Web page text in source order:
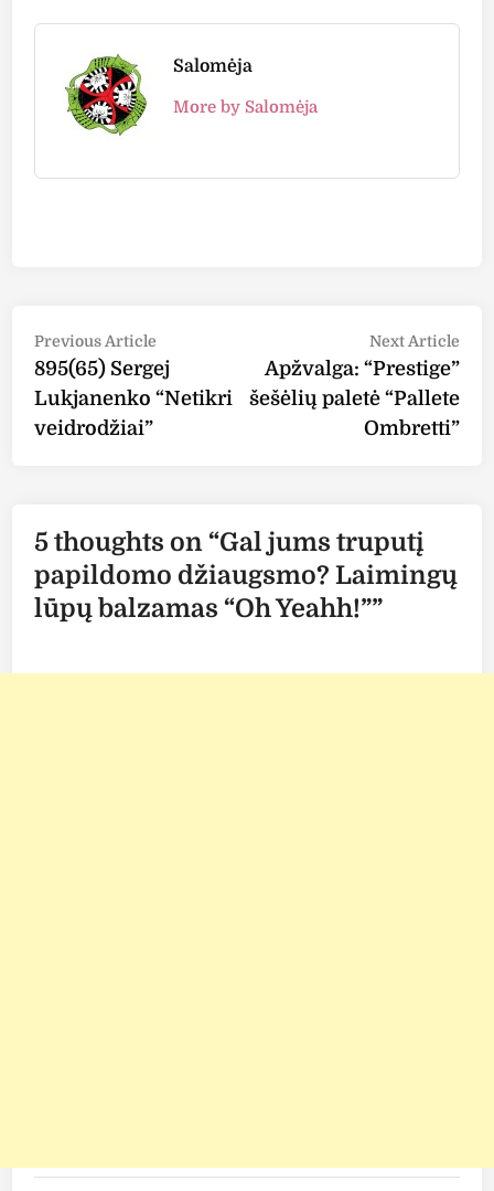
Salomėja
More by Salomėja
Post
navigation
Previous Article
article:
895(65) Sergej
Lukjanenko “Netikri
veidrodžiai”
Next Article
Apžvalga: “Prestige”
šešėlių paletė “Pallete
Ombretti”
5 thoughts on “Gal jums truputį
papildomo džiaugsmo? Laimingų
lūpų balzamas “Oh Yeahh!””